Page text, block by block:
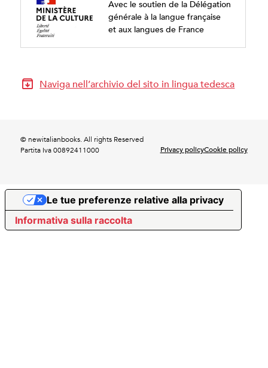
Avec le soutien de la Délégation
générale à la langue française
et aux langues de France
Naviga nell’archivio del sito in lingua tedesca
© newitalianbooks. All rights Reserved
Partita Iva 00892411000
Privacy policyCookie policy
Informativa sulla raccolta
Le tue preferenze relative alla privacy